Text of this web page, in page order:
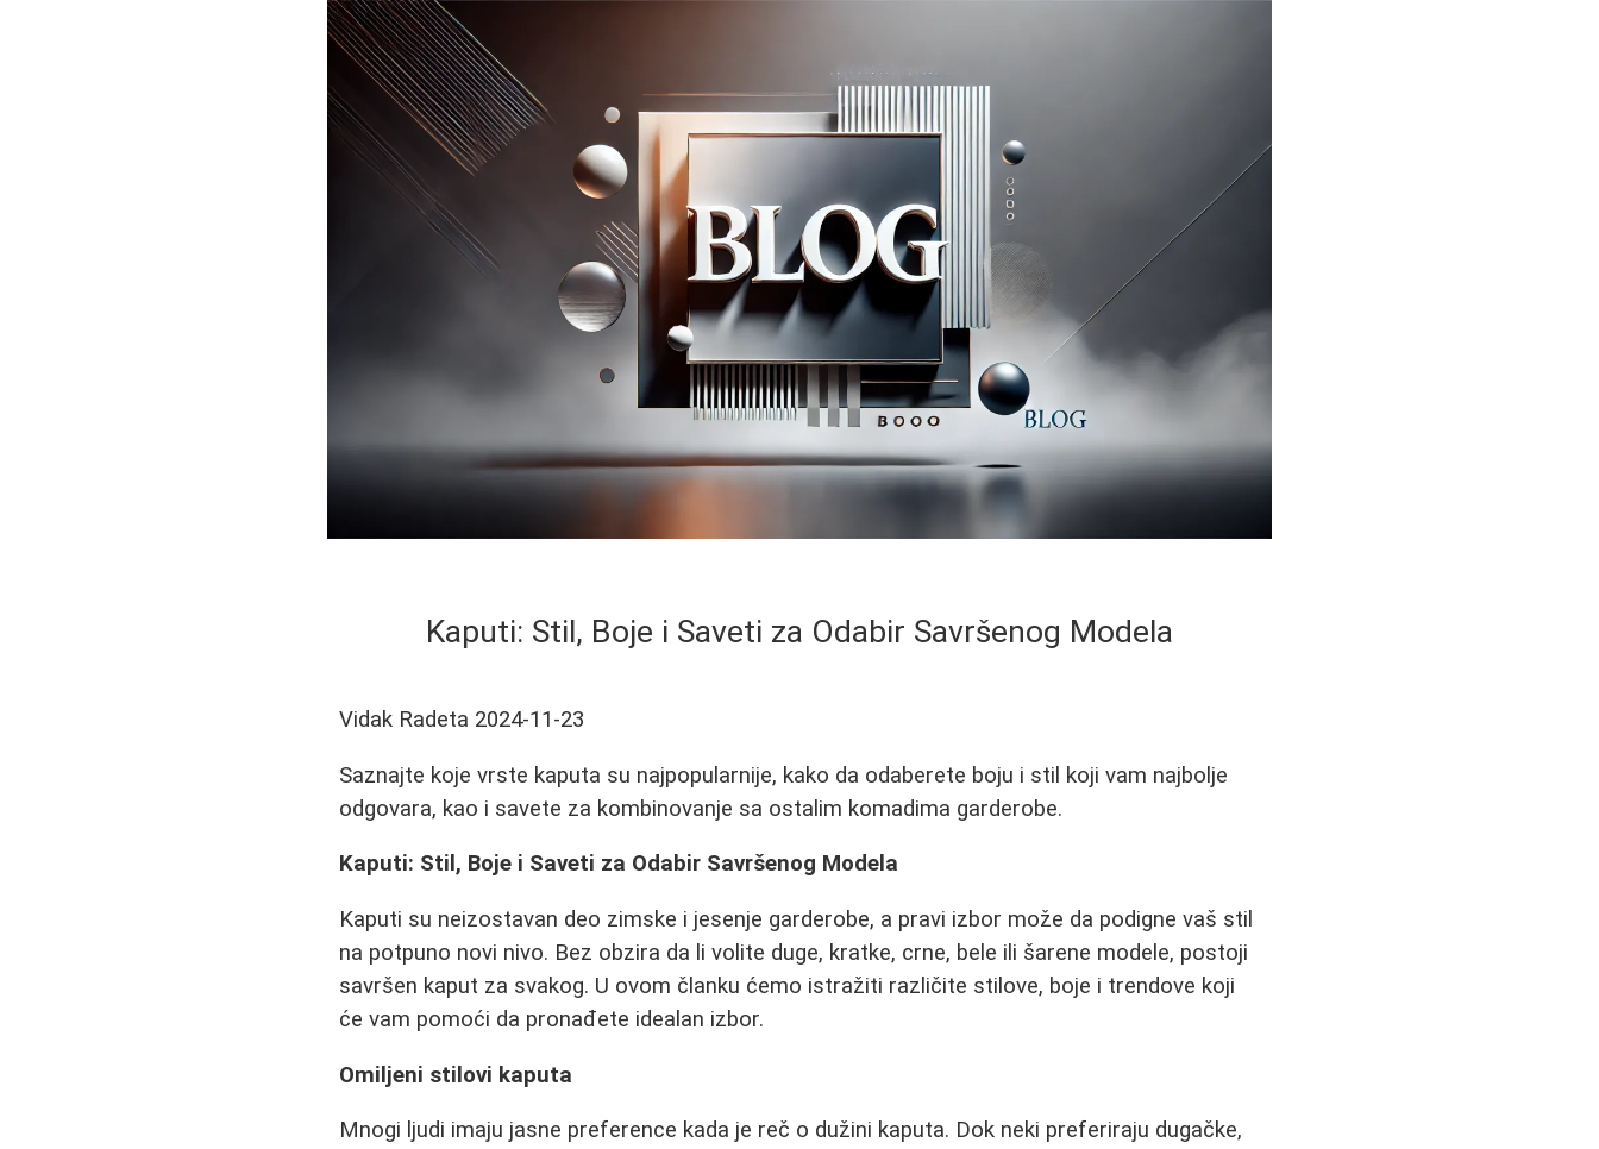
Kaputi: Stil, Boje i Saveti za Odabir Savršenog Modela
Vidak Radeta 2024-11-23
Saznajte koje vrste kaputa su najpopularnije, kako da odaberete boju i stil koji vam najbolje
odgovara, kao i savete za kombinovanje sa ostalim komadima garderobe.
Kaputi: Stil, Boje i Saveti za Odabir Savršenog Modela
Kaputi su neizostavan deo zimske i jesenje garderobe, a pravi izbor može da podigne vaš stil
na potpuno novi nivo. Bez obzira da li volite duge, kratke, crne, bele ili šarene modele, postoji
savršen kaput za svakog. U ovom članku ćemo istražiti različite stilove, boje i trendove koji
će vam pomoći da pronađete idealan izbor.
Omiljeni stilovi kaputa
Mnogi ljudi imaju jasne preference kada je reč o dužini kaputa. Dok neki preferiraju dugačke,